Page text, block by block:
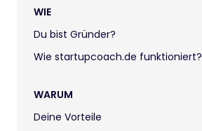
WIE
Du bist Gründer?
Wie startupcoach.de funktioniert?
WARUM
Deine Vorteile